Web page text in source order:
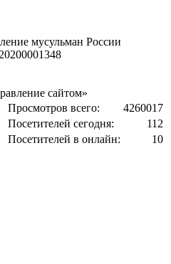
мусульман России
сайтом»
Просмотров всего:
4260017
Посетителей сегодня:
112
Посетителей в онлайн:
10